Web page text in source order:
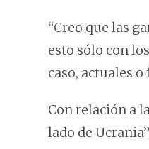
“Creo que las
esto sólo con
caso, actuales
Con relación a
lado de